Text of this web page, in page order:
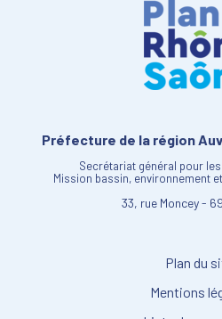
Préfecture de la région
Secrétariat général pour
Mission bassin, environnement
33, rue Moncey -
Plan du
Mentions